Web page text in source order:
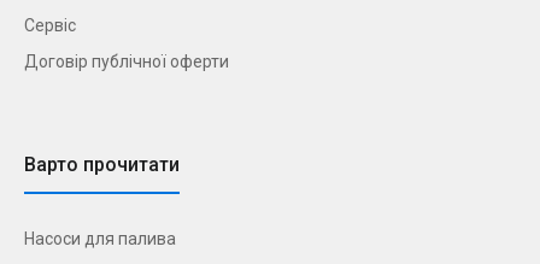
Сервіс
Договір публічної оферти
Варто прочитати
Насоси для палива